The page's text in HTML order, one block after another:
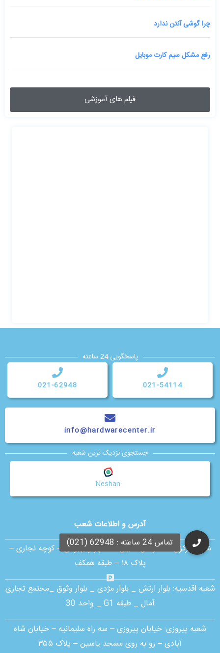
چرا گوشی آنتن ندارد
رفع مشکل سیم کارت موبایل
فیلم های آموزشی
آدرس و اطلاعات شعب
شعبه مرکزی :ستارخان – بین شادمهر و بهبودی – کوچه نجاری –
پلاک ۱۸ – طبقه همکف
شعبه اقدسیه:بلوار ارتش _ بلوار مژدی _ بلوار وثوق _مجتمع تجاری
آمال _ طبقه G1 _ واحد 30
شعبه پیروزی: خیابان پیروزی – سه راه سلیمانیه – خیابان شاه
آبادی – رو به روی مسجد یاسین – پلاک ۳۵۵
پاسخگویی 24 ساعته
021-54114
021-62948
info@hardwarecenter.ir
جستجوی نزدیک ترین شعبه
Neshan